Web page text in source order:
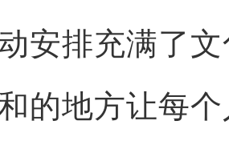
安排充满了
的地方让每